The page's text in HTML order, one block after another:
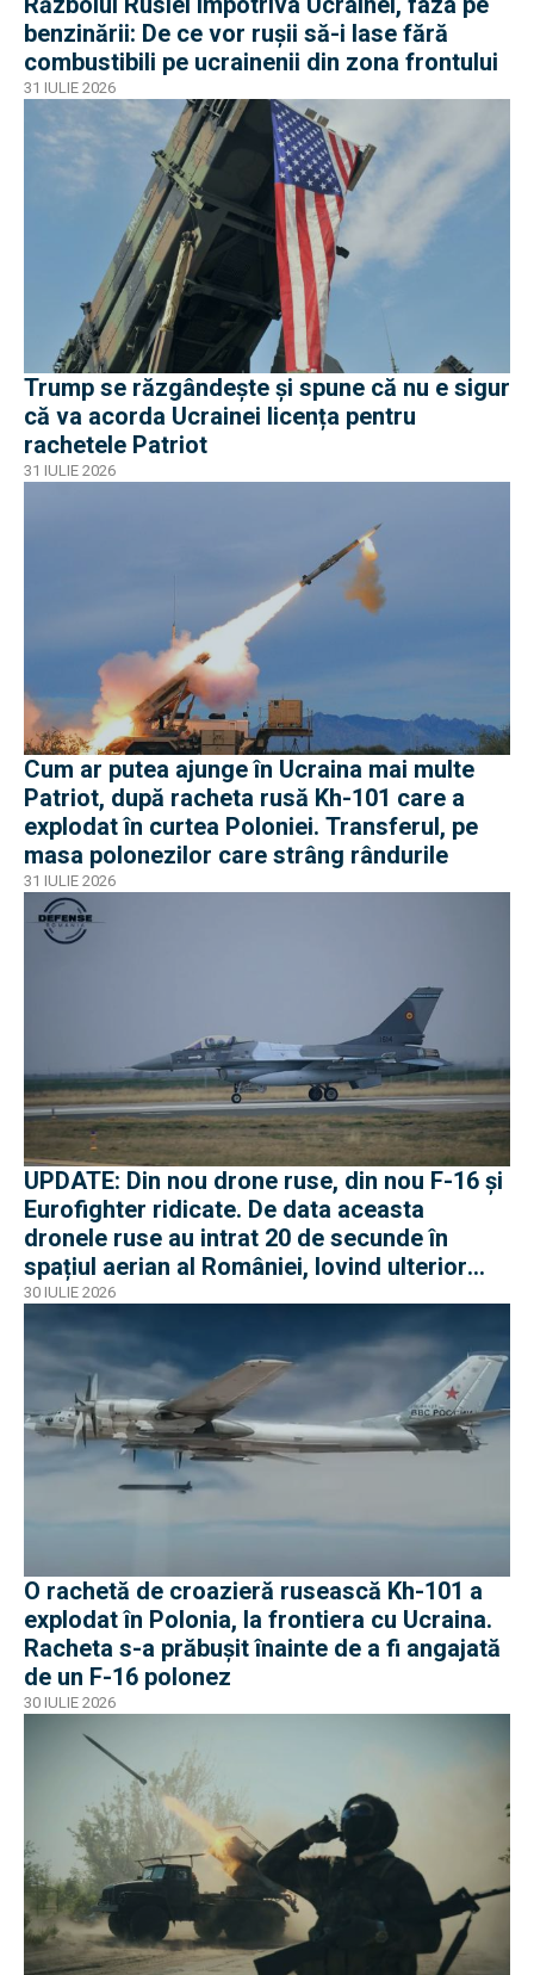
benzinării: De ce vor rușii să-i lase fără
combustibili pe ucrainenii din zona frontului
31 IULIE 2026
Trump se răzgândește și spune că nu e sigur
că va acorda Ucrainei licența pentru
rachetele Patriot
31 IULIE 2026
Cum ar putea ajunge în Ucraina mai multe
Patriot, după racheta rusă Kh-101 care a
explodat în curtea Poloniei. Transferul, pe
masa polonezilor care strâng rândurile
31 IULIE 2026
UPDATE: Din nou drone ruse, din nou F-16 și
Eurofighter ridicate. De data aceasta
dronele ruse au intrat 20 de secunde în
spațiul aerian al României, lovind ulterior
Ucraina
30 IULIE 2026
O rachetă de croazieră rusească Kh-101 a
explodat în Polonia, la frontiera cu Ucraina.
Racheta s-a prăbușit înainte de a fi angajată
de un F-16 polonez
30 IULIE 2026